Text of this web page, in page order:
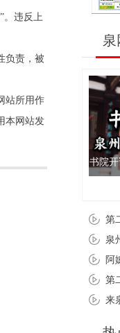
。违反上
负责，被
站所用作
本网站发
泉
与一段虐心的爱情故事
阿
来